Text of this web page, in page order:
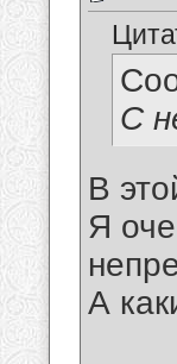
С
В
Я
А